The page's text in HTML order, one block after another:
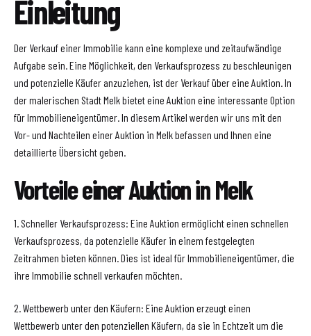
Einleitung
Der Verkauf einer Immobilie kann eine komplexe und zeitaufwändige
Aufgabe sein. Eine Möglichkeit, den Verkaufsprozess zu beschleunigen
und potenzielle Käufer anzuziehen, ist der Verkauf über eine Auktion. In
der malerischen Stadt Melk bietet eine Auktion eine interessante Option
für Immobilieneigentümer. In diesem Artikel werden wir uns mit den
Vor- und Nachteilen einer Auktion in Melk befassen und Ihnen eine
detaillierte Übersicht geben.
Vorteile einer Auktion in Melk
1. Schneller Verkaufsprozess: Eine Auktion ermöglicht einen schnellen
Verkaufsprozess, da potenzielle Käufer in einem festgelegten
Zeitrahmen bieten können. Dies ist ideal für Immobilieneigentümer, die
ihre Immobilie schnell verkaufen möchten.
2. Wettbewerb unter den Käufern: Eine Auktion erzeugt einen
Wettbewerb unter den potenziellen Käufern, da sie in Echtzeit um die